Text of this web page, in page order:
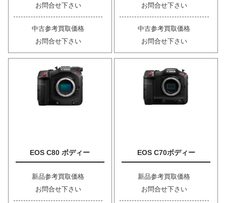
お問合せ下さい
中古参考買取価格
お問合せ下さい
お問合せ下さい
中古参考買取価格
お問合せ下さい
EOS C80 ボディー
新品参考買取価格
お問合せ下さい
EOS C70ボディー
新品参考買取価格
お問合せ下さい